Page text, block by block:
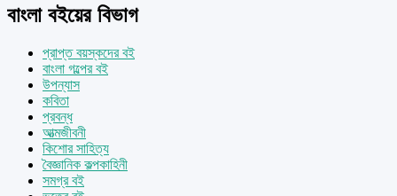
বাংলা বইয়ের বিভাগ
প্রাপ্ত বয়স্কদের বই
বাংলা গল্পের বই
উপন্যাস
কবিতা
প্রবন্ধ
আত্মজীবনী
কিশোর সাহিত্য
বৈজ্ঞানিক কল্পকাহিনী
সমগ্র বই